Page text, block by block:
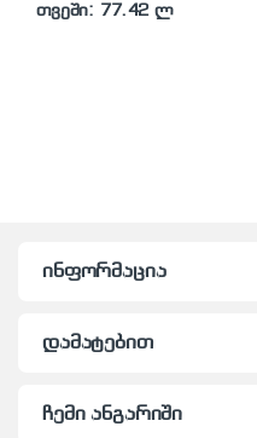
თვეში: 77.42 ლ
ინფორმაცია
დამატებით
ჩემი ანგარიში